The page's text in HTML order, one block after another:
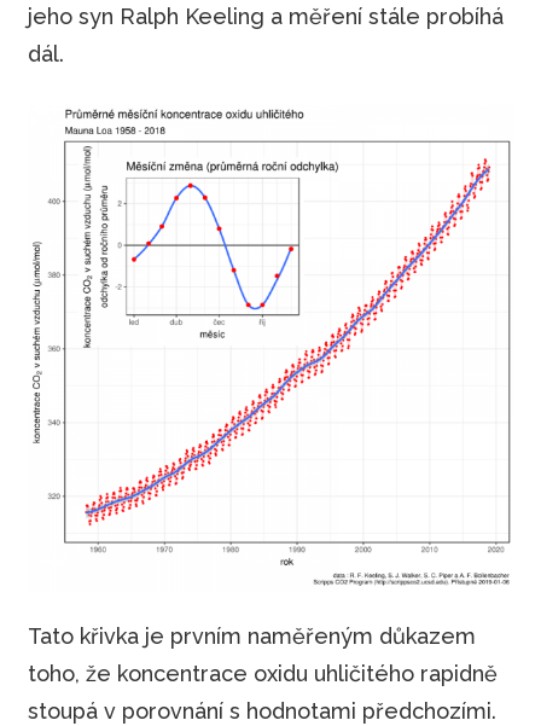
jeho syn Ralph Keeling a měření stále probíhá
dál.
Tato křivka je prvním naměřeným důkazem
toho, že koncentrace oxidu uhličitého rapidně
stoupá v porovnání s hodnotami předchozími.